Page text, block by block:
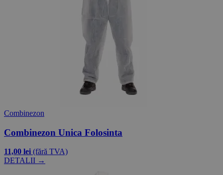
Combinezon
Combinezon Unica Folosinta
11,00 lei (fără TVA)
DETALII →